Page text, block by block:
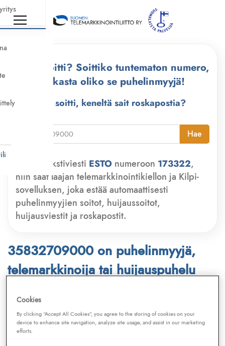
Kuka soitti? Soittiko tuntematon numero,
tarkasta oliko se puhelinmyyjä!
Kuka soitti, keneltä sait roskapostia?
Hae
Lähetä tekstiviesti ESTO numeroon 173322,
niin saat laajan telemarkkinointikiellon ja Kilpi-
sovelluksen, joka estää automaattisesti
puhelinmyyjien soitot, huijaussoitot,
huijausviestit ja roskapostit.
35832709000 on puhelinmyyjä,
telemarkkinoija tai huijauspuhelu
Puhelinnumero
Telemarkkinointiliiton jaKilpi-sovelluksen
tietokannasta, joka kattaa satoja tuhansia
Cookies
By clicking “Accept All Cookies”, you agree to the storing of cookies on your
device to enhance site navigation, analyze site usage, and assist in our marketing
efforts.